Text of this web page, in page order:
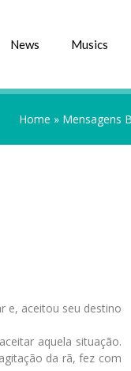
News Musics
Home » Mensagens
e, aceitou seu destino
aquela situação.
da rã, fez com